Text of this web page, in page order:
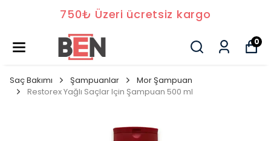
750₺ Üzeri ücretsiz kargo
0
Saç Bakımı Şampuanlar
Mor Şampuan
Restorex Yağlı Saçlar Için Şampuan 500 ml